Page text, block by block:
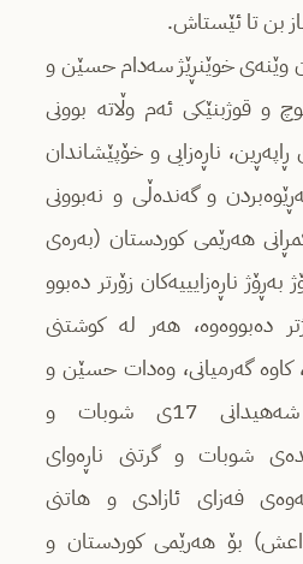
بن تا ئێستاش.
وێنەی خوێنڕێژ سەدام حسێن و
و قوژبنێکی ئەم وڵاتە بوونی
ناڕەزایی و خۆپێشاندان
و گەندەڵی و نەبوونی
هەرێمی کوردستان (بەرەی
ناڕەزایییەکان زۆرتر دەبوو
دەبووەوە، هەر لە کوشتنی
کاوە گەرمیانی، وەدات حسێن و
سەردەشت عوسمان) و شەهیدانی 17ی شوبات و
شوبات و گرتنی ناڕەوای
فەزای ئازادی و هاتنی
بۆ هەرێمی کوردستان و